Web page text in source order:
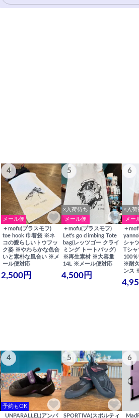
4
メール便
＋mofu(プラスモフ)
toe hook 巾着袋 ※ネ
コの愛らしいトウフッ
ク姿 ※やわらかな色合
いと素朴な風合い ※メ
ール便対応
2,500円
5
×入荷待ち
メール便
＋mofu(プラスモフ)
Let's go climbing Tote
bag(レッツゴー クライ
ミング トートバッグ)
※再生素材 ※大容量
14L ※メール便対応
4,500円
6
×入荷
メー
＋
シャ
Tシ
100
※耐
ンス
4
予約もOK
UNPARALLEL(アンパ
5
SPORTIVA(スポルティ
6